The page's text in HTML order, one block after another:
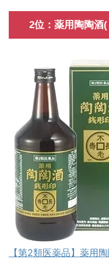
2位：薬用陶陶酒
【第2類医薬品】薬用